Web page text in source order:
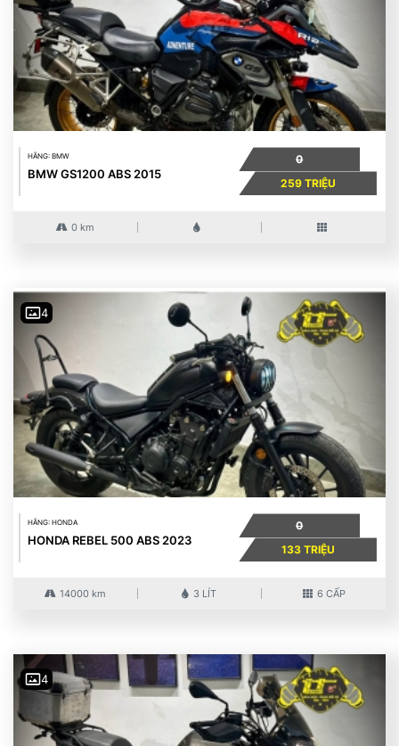
HÃNG: BMW
BMW GS1200 ABS 2015
0
259 TRIỆU
0 km
4
HÃNG: HONDA
HONDA REBEL 500 ABS 2023
0
133 TRIỆU
14000 km 3 LÍT 6 CẤP
4